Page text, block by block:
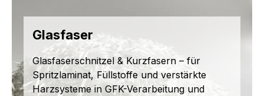
Glasfaser
Glasfaserschnitzel & Kurzfasern – für
Spritzlaminat, Füllstoffe und verstärkte
Harzsysteme in GFK-Verarbeitung und